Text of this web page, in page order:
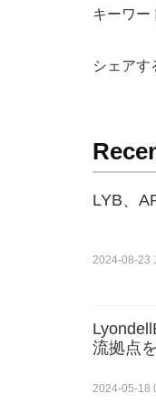
キーワー
シェアす
LYB、
2024-08-23
流拠点
2024-05-18